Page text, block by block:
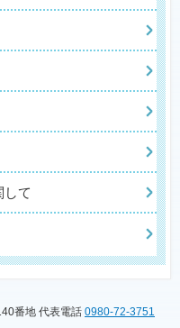
して
番地 代表電話 0980-72-3751